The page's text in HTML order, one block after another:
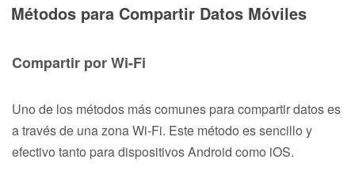
Métodos para Compartir Datos Móviles
Compartir por Wi-Fi
Uno de los métodos más comunes para compartir datos es
a través de una zona Wi-Fi. Este método es sencillo y
efectivo tanto para dispositivos Android como iOS.